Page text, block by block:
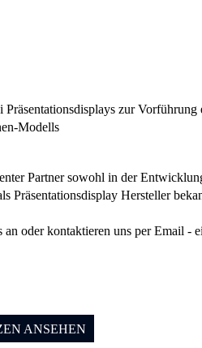
Partner sowohl in der
Präsentationsdisplay Hersteller
oder kontaktieren uns per Email -
ANSEHEN